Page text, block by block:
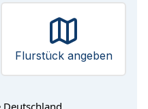
Flurstück angeben